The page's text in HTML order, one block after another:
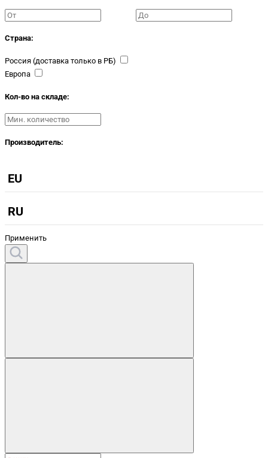
Страна:
Россия (доставка только в РБ)
Европа
Кол-во на складе:
Производитель:
EU
RU
Применить